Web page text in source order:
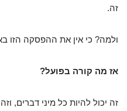
זה.
ולמה? כי אין את ההפסקה הזו
אז מה קורה בפועל?
זה יכול להיות כל מיני דברים,